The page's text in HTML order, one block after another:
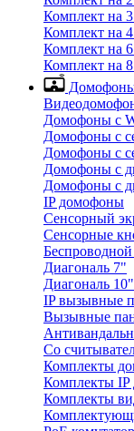
Комплект на
Комплект на
Комплект на
Комплект на
Домофоны с
Домофоны с
Домофоны с
Домофоны с
Домофоны с
IP домофоны
Сенсорный
Сенсорные
Диагональ 7"
Диагональ 10"
IP вызывные
Вызывные
Со
Комплекты
Комплекты IP
Комплекты